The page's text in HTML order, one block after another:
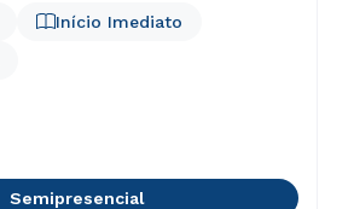
Início Imediato
Semipresencial